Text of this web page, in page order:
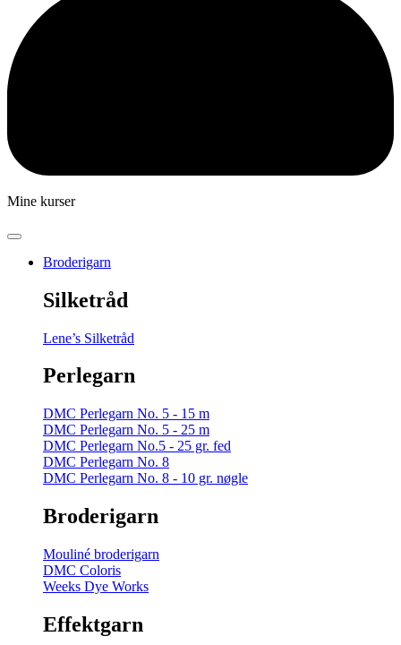
Mine kurser
Broderigarn
Silketråd
Lene’s Silketråd
Perlegarn
DMC Perlegarn No. 5 - 15 m
DMC Perlegarn No. 5 - 25 m
DMC Perlegarn No.5 - 25 gr. fed
DMC Perlegarn No. 8
DMC Perlegarn No. 8 - 10 gr. nøgle
Broderigarn
Mouliné broderigarn
DMC Coloris
Weeks Dye Works
Effektgarn